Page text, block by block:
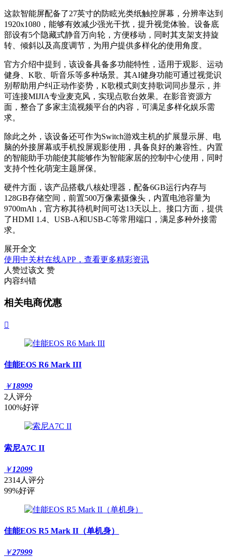
这款智能屏配备了27英寸的防眩光类纸触控屏幕，分辨率达到
1920x1080，能够有效减少强光干扰，提升视觉体验。设备底
部设有5个隐藏式静音万向轮，方便移动，同时其支架支持旋
转、倾斜以及高度调节，为用户提供多样化的使用角度。
官方介绍中提到，该设备具备多功能特性，适用于观影、运动
健身、K歌、听音乐等多种场景。其AI健身功能可通过视觉识
别帮助用户纠正动作姿势，K歌模式则支持歌词同步显示，并
可连接MIJIA专业麦克风，实现点歌台效果。在影音资源方
面，整合了多家主流视频平台的内容，可满足多样化娱乐需
求。
除此之外，该设备还可作为Switch游戏主机的扩展显示屏、电
脑的外接屏幕或手机投屏观影使用，具备良好的兼容性。内置
的智能助手功能使其能够作为智能家居的控制中心使用，同时
支持个性化萌宠主题屏保。
硬件方面，该产品搭载八核处理器，配备6GB运行内存与
128GB存储空间，前置500万像素摄像头，内置电池容量为
9700mAh，官方称其待机时间可达13天以上。接口方面，提供
了HDMI 1.4、USB-A和USB-C等常用端口，满足多种外接需
求。
展开全文
使用中关村在线APP，查看更多精彩资讯
人赞过该文 赞
内容纠错
相关电商优惠

佳能EOS R6 Mark III
￥18999
2人评分
100%好评
索尼A7C II
￥12099
2314人评分
99%好评
佳能EOS R5 Mark II（单机身）
￥27999